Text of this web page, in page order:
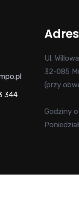
344
Ul.
32-085
(przy
Godziny